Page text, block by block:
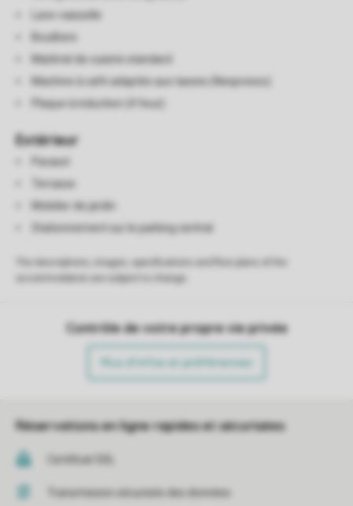
Lave-vaisselle
Bouilloire
Matériel de cuisine standard
Machine à café adaptée aux tasses (Nespresso)
Plaque à induction (4 feux)
Extérieur
Parasol
Terrasse
Mobilier de jardin
Stationnement sur le parking central
Contrôle de votre propre vie privée
Plus d’infos et préférences
Réservations en ligne rapides et sécurisées
Certificat SSL
Transmission sécurisée des données